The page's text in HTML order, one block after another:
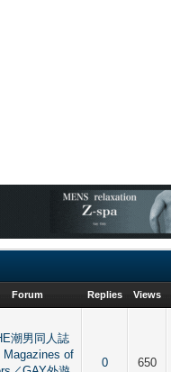
Forum Replies Views
潮男同人誌
Magazines of
0 650